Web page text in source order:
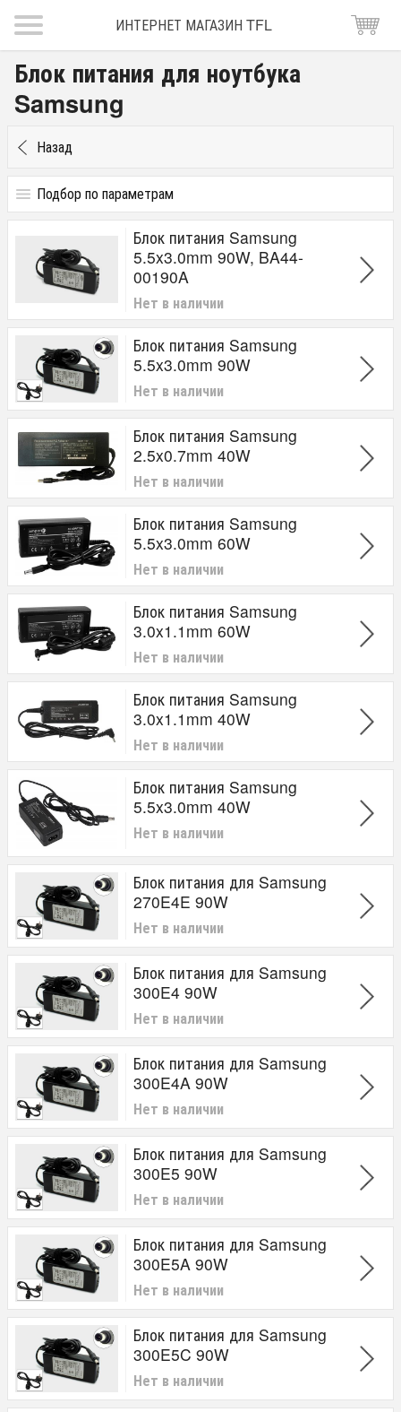
ИНТЕРНЕТ МАГАЗИН TFL
Блок питания для ноутбука
Samsung
Назад
Подбор по параметрам
Сила тока(А)
2.1A
3.16A
3.33A
Разъём
2.5 x 0.7
3.0 x 1.1
5.5 x 3.0
Для Бренда
Samsung
Мощность (Ватт)
40W
60W
90W
Напряжение (В)
12V
19V
Блок питания Samsung
5.5x3.0mm 90W, BA44-
00190A
Нет в наличии
Блок питания Samsung
5.5x3.0mm 90W
Нет в наличии
Блок питания Samsung
2.5x0.7mm 40W
Нет в наличии
Блок питания Samsung
5.5x3.0mm 60W
Нет в наличии
Блок питания Samsung
3.0x1.1mm 60W
Нет в наличии
Блок питания Samsung
3.0x1.1mm 40W
Нет в наличии
Блок питания Samsung
5.5x3.0mm 40W
Нет в наличии
Блок питания для Samsung
270E4E 90W
Нет в наличии
Блок питания для Samsung
300E4 90W
Нет в наличии
Блок питания для Samsung
300E4A 90W
Нет в наличии
Блок питания для Samsung
300E5 90W
Нет в наличии
Блок питания для Samsung
300E5A 90W
Нет в наличии
Блок питания для Samsung
300E5C 90W
Нет в наличии